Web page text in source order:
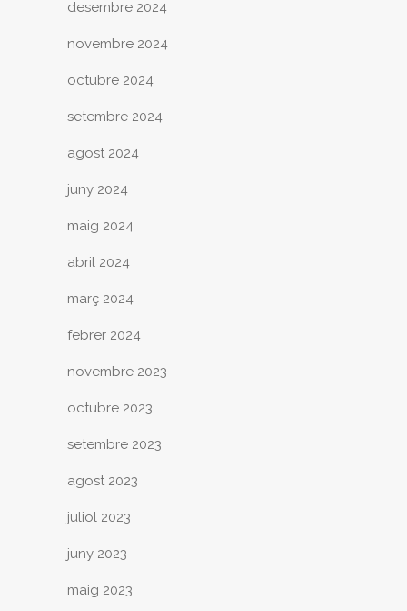
desembre 2024
novembre 2024
octubre 2024
setembre 2024
agost 2024
juny 2024
maig 2024
abril 2024
març 2024
febrer 2024
novembre 2023
octubre 2023
setembre 2023
agost 2023
juliol 2023
juny 2023
maig 2023